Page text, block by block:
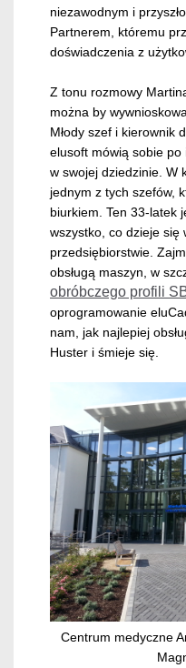
niezawodnym i
Partnerem, któremu
doświadczenia z
Z tonu rozmowy
można by
Młody szef i kierownik
elusoft mówią sobie
w swojej dziedzinie. W
jednym z tych szefów,
biurkiem. Ten 33-latek
wszystko, co dzieje się
przedsiębiorstwie.
obsługą maszyn, w
obróbczego profili
oprogramowanie
nam, jak najlepiej
Huster i śmieje się.
Centrum medyczne